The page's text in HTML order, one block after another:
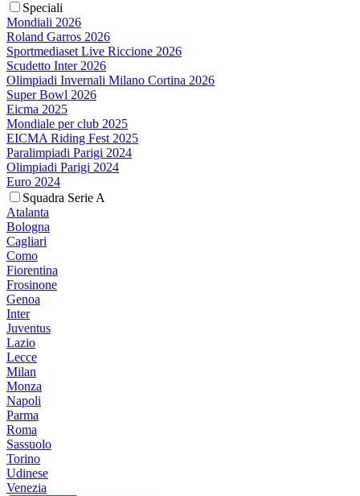
Speciali
Mondiali 2026
Roland Garros 2026
Sportmediaset Live Riccione 2026
Scudetto Inter 2026
Olimpiadi Invernali Milano Cortina 2026
Super Bowl 2026
Eicma 2025
Mondiale per club 2025
EICMA Riding Fest 2025
Paralimpiadi Parigi 2024
Olimpiadi Parigi 2024
Euro 2024
Squadra Serie A
Atalanta
Bologna
Cagliari
Como
Fiorentina
Frosinone
Genoa
Inter
Juventus
Lazio
Lecce
Milan
Monza
Napoli
Parma
Roma
Sassuolo
Torino
Udinese
Venezia